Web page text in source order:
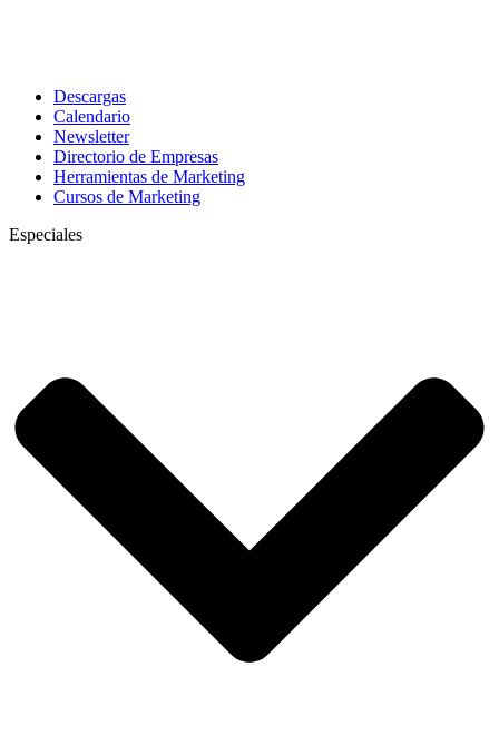
Descargas
Calendario
Newsletter
Directorio de Empresas
Herramientas de Marketing
Cursos de Marketing
Especiales